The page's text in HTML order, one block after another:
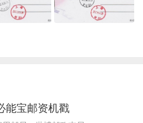
能宝邮资机戳